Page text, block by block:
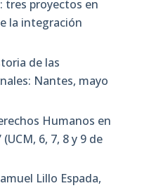
tres proyectos en
la integración
de las
Nantes, mayo
Humanos en
6, 7, 8 y 9 de
Lillo Espada,